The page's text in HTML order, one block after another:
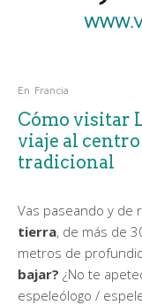
En Francia
Cómo visitar
viaje al
tradicional
Vas paseando y de
tierra, de más de
metros de
bajar? ¿No te
espeleólogo /